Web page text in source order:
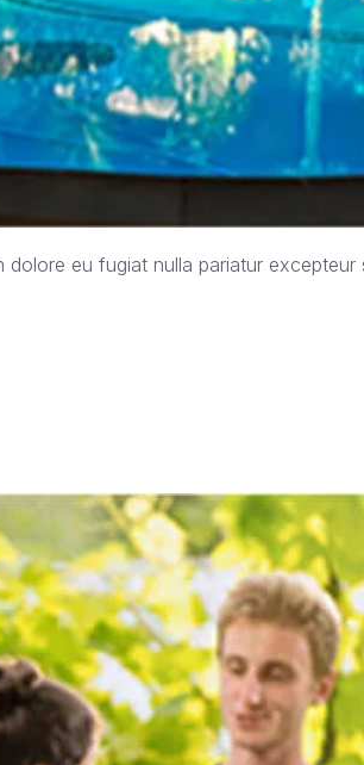
eu fugiat nulla pariatur excepteur